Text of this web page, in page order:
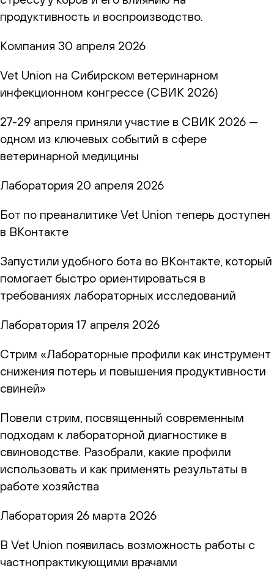
продуктивность и воспроизводство.
Компания 30 апреля 2026
Vet Union на Сибирском ветеринарном
инфекционном конгрессе (СВИК 2026)
27-29 апреля приняли участие в СВИК 2026 —
одном из ключевых событий в сфере
ветеринарной медицины
Лаборатория 20 апреля 2026
Бот по преаналитике Vet Union теперь доступен
в ВКонтакте
Запустили удобного бота во ВКонтакте, который
помогает быстро ориентироваться в
требованиях лабораторных исследований
Лаборатория 17 апреля 2026
Стрим «Лабораторные профили как инструмент
снижения потерь и повышения продуктивности
свиней»
Повели стрим, посвященный современным
подходам к лабораторной диагностике в
свиноводстве. Разобрали, какие профили
использовать и как применять результаты в
работе хозяйства
Лаборатория 26 марта 2026
В Vet Union появилась возможность работы с
частнопрактикующими врачами